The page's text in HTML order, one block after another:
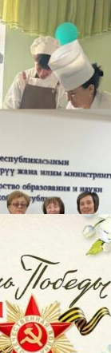
Абитуриент
ЖОЖДОРГО
СТАРТ АЛДЫ
10.08.2026
ЖОЖДОРГО
27.07.2026
ӨЗҮҢДҮН
20.07.2026
Медиа
СУЗАКТА
07.08.2025
Улуу
29.04.2025
Награды в
29.04.2025